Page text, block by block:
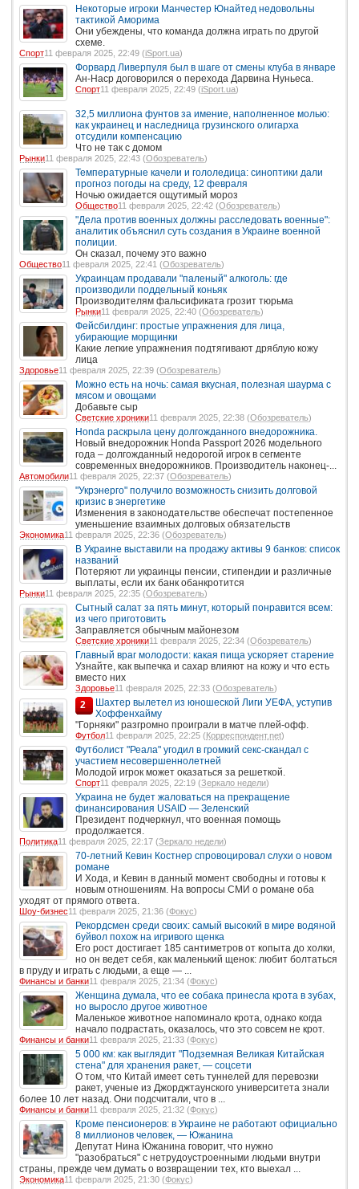
Некоторые игроки Манчестер Юнайтед недовольны
тактикой Аморима
Они убеждены, что команда должна играть по другой
схеме.
Спорт11 февраля 2025, 22:49 (iSport.ua)
Форвард Ливерпуля был в шаге от смены клуба в январе
Ан-Наср договорился о перехода Дарвина Нуньеса.
Спорт11 февраля 2025, 22:49 (iSport.ua)
32,5 миллиона фунтов за имение, наполненное молью:
как украинец и наследница грузинского олигарха
отсудили компенсацию
Что не так с домом
Рынки11 февраля 2025, 22:43 (Обозреватель)
Температурные качели и гололедица: синоптики дали
прогноз погоды на среду, 12 февраля
Ночью ожидается ощутимый мороз
Общество11 февраля 2025, 22:42 (Обозреватель)
"Дела против военных должны расследовать военные":
аналитик объяснил суть создания в Украине военной
полиции.
Он сказал, почему это важно
Общество11 февраля 2025, 22:41 (Обозреватель)
Украинцам продавали "паленый" алкоголь: где
производили поддельный коньяк
Производителям фальсификата грозит тюрьма
Рынки11 февраля 2025, 22:40 (Обозреватель)
Фейсбилдинг: простые упражнения для лица,
убирающие морщинки
Какие легкие упражнения подтягивают дряблую кожу
лица
Здоровье11 февраля 2025, 22:39 (Обозреватель)
Можно есть на ночь: самая вкусная, полезная шаурма с
мясом и овощами
Добавьте сыр
Светские хроники11 февраля 2025, 22:38 (Обозреватель)
Honda раскрыла цену долгожданного внедорожника.
Новый внедорожник Honda Passport 2026 модельного
года – долгожданный недорогой игрок в сегменте
современных внедорожников. Производитель наконец-...
Автомобили11 февраля 2025, 22:37 (Обозреватель)
"Укрэнерго" получило возможность снизить долговой
кризис в энергетике
Изменения в законодательстве обеспечат постепенное
уменьшение взаимных долговых обязательств
Экономика11 февраля 2025, 22:36 (Обозреватель)
В Украине выставили на продажу активы 9 банков: список
названий
Потеряют ли украинцы пенсии, стипендии и различные
выплаты, если их банк обанкротится
Рынки11 февраля 2025, 22:35 (Обозреватель)
Сытный салат за пять минут, который понравится всем:
из чего приготовить
Заправляется обычным майонезом
Светские хроники11 февраля 2025, 22:34 (Обозреватель)
Главный враг молодости: какая пища ускоряет старение
Узнайте, как выпечка и сахар влияют на кожу и что есть
вместо них
Здоровье11 февраля 2025, 22:33 (Обозреватель)
2
Шахтер вылетел из юношеской Лиги УЕФА, уступив
Хоффенхайму
"Горняки" разгромно проиграли в матче плей-офф.
Футбол11 февраля 2025, 22:25 ( Корреспондент.net)
Футболист "Реала" угодил в громкий секс-скандал с
участием несовершеннолетней
Молодой игрок может оказаться за решеткой.
Спорт11 февраля 2025, 22:19 (Зеркало недели)
Украина не будет жаловаться на прекращение
финансирования USAID — Зеленский
Президент подчеркнул, что военная помощь
продолжается.
Политика11 февраля 2025, 22:17 (Зеркало недели)
70-летний Кевин Костнер спровоцировал слухи о новом
романе
И Хода, и Кевин в данный момент свободны и готовы к
новым отношениям. На вопросы СМИ о романе оба
уходят от прямого ответа.
Шоу-бизнес11 февраля 2025, 21:36 (Фокус)
Рекордсмен среди своих: самый высокий в мире водяной
буйвол похож на игривого щенка
Его рост достигает 185 сантиметров от копыта до холки,
но он ведет себя, как маленький щенок: любит болтаться
в пруду и играть с людьми, а еще — ...
Финансы и банки11 февраля 2025, 21:34 (Фокус)
Женщина думала, что ее собака принесла крота в зубах,
но выросло другое животное
Маленькое животное напоминало крота, однако когда
начало подрастать, оказалось, что это совсем не крот.
Финансы и банки11 февраля 2025, 21:33 (Фокус)
5 000 км: как выглядит "Подземная Великая Китайская
стена" для хранения ракет, — соцсети
О том, что Китай имеет сеть туннелей для перевозки
ракет, ученые из Джорджтаунского университета знали
более 10 лет назад. Они подсчитали, что в ...
Финансы и банки11 февраля 2025, 21:32 (Фокус)
Кроме пенсионеров: в Украине не работают официально
8 миллионов человек, — Южанина
Депутат Нина Южанина говорит, что нужно
"разобраться" с нетрудоустроенными людьми внутри
страны, прежде чем думать о возвращении тех, кто выехал ...
Экономика11 февраля 2025, 21:30 (Фокус)